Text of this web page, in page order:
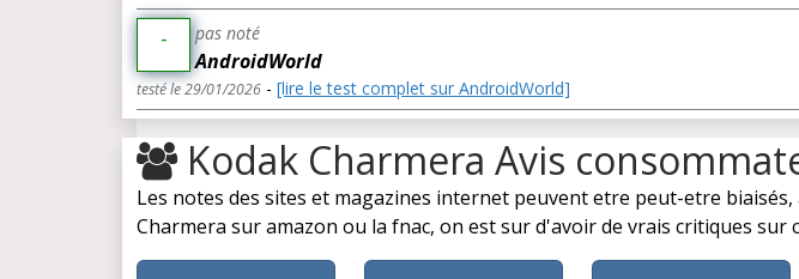
- pas noté
AndroidWorld
testé le 29/01/2026 - [lire le test complet sur AndroidWorld]
Kodak Charmera Avis
Les notes des sites et magazines internet peuvent etre peut-etre biaisés,
Charmera sur amazon ou la fnac, on est sur d'avoir de vrais critiques